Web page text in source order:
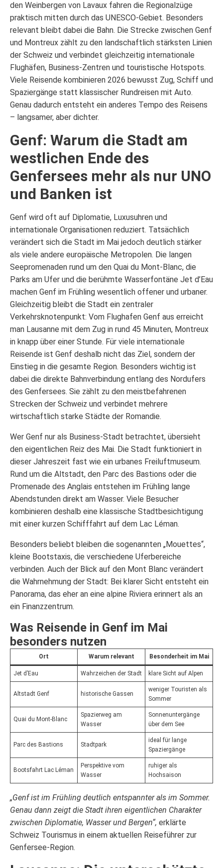
den Weinbergen von Lavaux fahren die Regionalzüge
praktisch mitten durch das UNESCO-Gebiet. Besonders
relevant bleibt dabei die Bahn. Die Strecke zwischen Genf
und Montreux zählt zu den landschaftlich stärksten Linien
der Schweiz und verbindet gleichzeitig internationale
Flughäfen, Business-Zentren und touristische Hotspots.
Viele Reisende kombinieren 2026 bewusst Zug, Schiff und
Spaziergänge statt klassischer Rundreisen mit Auto.
Genau dadurch entsteht ein anderes Tempo des Reisens
– langsamer, aber dichter.
Genf: Warum die Stadt am
westlichen Ende des
Genfersees mehr als nur UNO
und Banken ist
Genf wird oft auf Diplomatie, Luxusuhren und
internationale Organisationen reduziert. Tatsächlich
verändert sich die Stadt im Mai jedoch deutlich stärker
als viele andere europäische Metropolen. Die langen
Seepromenaden rund um den Quai du Mont-Blanc, die
Parks am Ufer und die berühmte Wasserfontäne Jet d’Eau
machen Genf im Frühling wesentlich offener und urbaner.
Gleichzeitig bleibt die Stadt ein zentraler
Verkehrsknotenpunkt: Vom Flughafen Genf aus erreicht
man Lausanne mit dem Zug in rund 45 Minuten, Montreux
in knapp über einer Stunde. Für viele internationale
Reisende ist Genf deshalb nicht das Ziel, sondern der
Einstieg in die gesamte Region. Besonders wichtig ist
dabei die direkte Bahnverbindung entlang des Nordufers
des Genfersees. Sie zählt zu den meistbefahrenen
Strecken der Schweiz und verbindet mehrere
wirtschaftlich starke Städte der Romandie.
Wer Genf nur als Business-Stadt betrachtet, übersieht
den eigentlichen Reiz des Mai. Die Stadt funktioniert in
dieser Jahreszeit fast wie ein urbanes Freiluftmuseum.
Rund um die Altstadt, den Parc des Bastions oder die
Promenade des Anglais entstehen im Frühling lange
Abendstunden direkt am Wasser. Viele Besucher
kombinieren deshalb eine klassische Stadtbesichtigung
mit einer kurzen Schifffahrt auf dem Lac Léman.
Besonders beliebt bleiben die sogenannten „Mouettes“,
kleine Bootstaxis, die verschiedene Uferbereiche
verbinden. Auch der Blick auf den Mont Blanc verändert
die Wahrnehmung der Stadt: Bei klarer Sicht entsteht ein
Panorama, das eher an eine alpine Riviera erinnert als an
ein Finanzzentrum.
Was Reisende in Genf im Mai
besonders nutzen
Ort Warum relevant Besonderheit im Mai
Jet d’Eau Wahrzeichen der Stadt klare Sicht auf Alpen
Altstadt Genf historische Gassen
weniger Touristen als
Sommer
Quai du Mont-Blanc
Spazierweg am
Wasser
Sonnenuntergänge
über dem See
Parc des Bastions Stadtpark
ideal für lange
Spaziergänge
Bootsfahrt Lac Léman
Perspektive vom
Wasser
ruhiger als
Hochsaison
„Genf ist im Frühling deutlich entspannter als im Sommer.
Genau dann zeigt die Stadt ihren eigentlichen Charakter
zwischen Diplomatie, Wasser und Bergen“, erklärte
Schweiz Tourismus in einem aktuellen Reiseführer zur
Genfersee-Region.